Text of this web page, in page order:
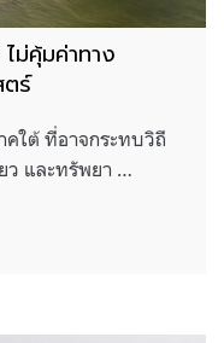
ม่คุ้มค่าทาง
ตร์
ใต้ ที่อาจกระทบวิถี
ว และทรัพยา …
ริดจ์” ไม่คุ้มค่าทางเศรษฐศ